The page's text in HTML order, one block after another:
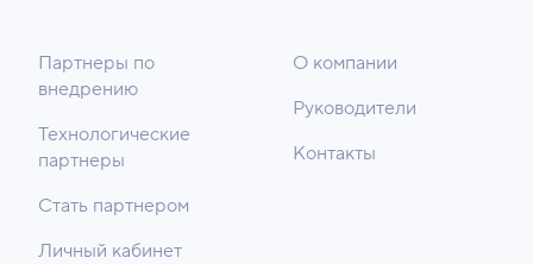
Партнеры по
внедрению
Технологические
партнеры
Стать партнером
Личный кабинет
О компании
Руководители
Контакты